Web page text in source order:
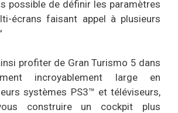
possible de définir les paramètres
écrans faisant appel à plusieurs
profiter de Gran Turismo 5 dans
incroyablement large en
systèmes PS3™ et téléviseurs,
construire un cockpit plus